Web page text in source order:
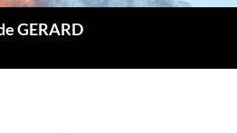
GERARD